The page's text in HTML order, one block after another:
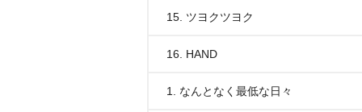
15. ツヨクツヨク
16. HAND
1. なんとなく最低な日々